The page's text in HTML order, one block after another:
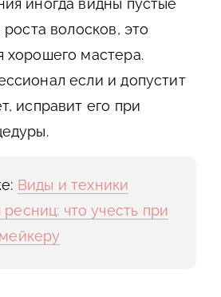
иногда видны пустые
волосков, это
хорошего мастера.
если и допустит
исправит его при
Виды и техники
что учесть при